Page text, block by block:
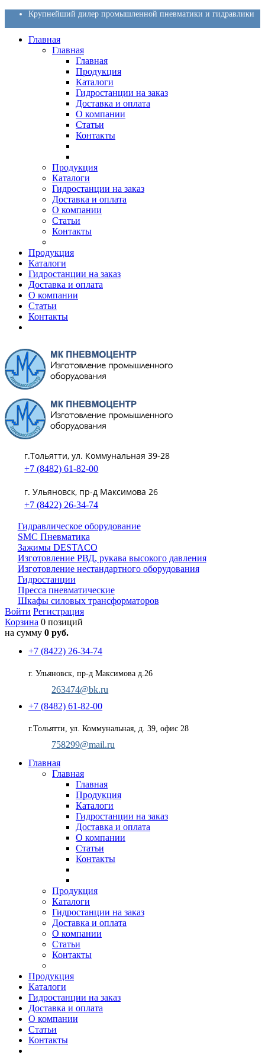
Крупнейший дилер промышленной пневматики и гидравлики
Главная
Главная
Главная
Продукция
Каталоги
Гидростанции на заказ
Доставка и оплата
О компании
Статьи
Контакты
Продукция
Каталоги
Гидростанции на заказ
Доставка и оплата
О компании
Статьи
Контакты
Продукция
Каталоги
Гидростанции на заказ
Доставка и оплата
О компании
Статьи
Контакты
г.Тольятти, ул. Коммунальная 39-28
+7 (8482) 61-82-00
г. Ульяновск, пр-д Максимова 26
+7 (8422) 26-34-74
Гидравлическое оборудование
SMC Пневматика
Зажимы DESTACO
Изготовление РВД, рукава высокого давления
Изготовление нестандартного оборудования
Гидростанции
Пресса пневматические
Шкафы силовых трансформаторов
Войти Регистрация
Корзина 0 позиций
на сумму 0 руб.
+7 (8422) 26-34-74
г. Ульяновск, пр-д Максимова д.26
263474@bk.ru
+7 (8482) 61-82-00
г.Тольятти, ул. Коммунальная, д. 39, офис 28
758299@mail.ru
Главная
Главная
Главная
Продукция
Каталоги
Гидростанции на заказ
Доставка и оплата
О компании
Статьи
Контакты
Продукция
Каталоги
Гидростанции на заказ
Доставка и оплата
О компании
Статьи
Контакты
Продукция
Каталоги
Гидростанции на заказ
Доставка и оплата
О компании
Статьи
Контакты